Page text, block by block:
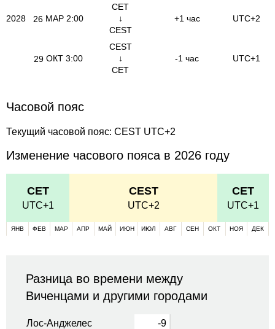
2028 26 МАР 2:00
CET
↓
CEST
+1 час UTC+2
29 ОКТ 3:00
CEST
↓
CET
-1 час UTC+1
Часовой пояс
Текущий часовой пояс: CEST UTC+2
Изменение часового пояса в 2026 году
CET
UTC+1
CEST
UTC+2
CET
UTC+1
ЯНВ ФЕВ МАР АПР МАЙ ИЮН ИЮЛ АВГ СЕН ОКТ НОЯ ДЕК
Разница во времени между
Виченцами и другими городами
Лос-Анджелес
-9